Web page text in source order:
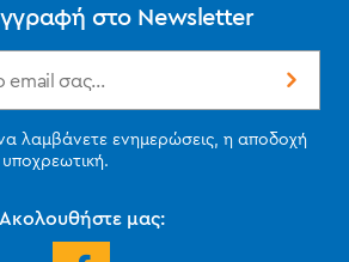
στο Newsletter
λαμβάνετε ενημερώσεις, η αποδοχή
υποχρεωτική.
Ακολουθήστε μας: